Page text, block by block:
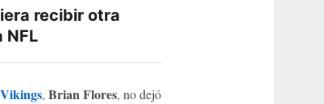
recibir otra
NFL
, Brian Flores, no dejó